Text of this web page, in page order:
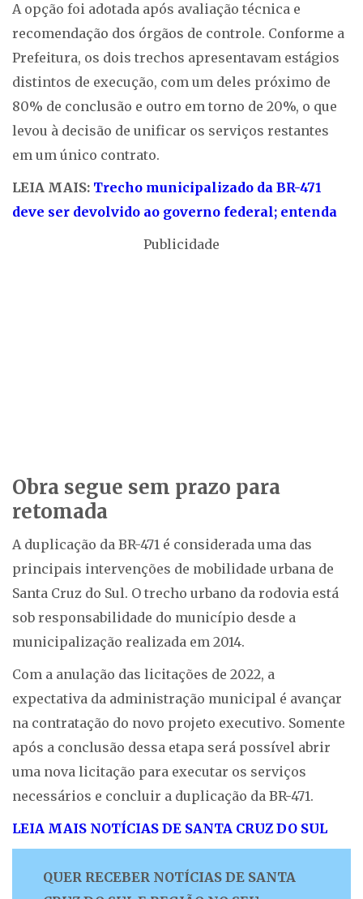
A opção foi adotada após avaliação técnica e
recomendação dos órgãos de controle. Conforme a
Prefeitura, os dois trechos apresentavam estágios
distintos de execução, com um deles próximo de
80% de conclusão e outro em torno de 20%, o que
levou à decisão de unificar os serviços restantes
em um único contrato.
LEIA MAIS: Trecho municipalizado da BR-471
deve ser devolvido ao governo federal; entenda
Publicidade
Obra segue sem prazo para
retomada
A duplicação da BR-471 é considerada uma das
principais intervenções de mobilidade urbana de
Santa Cruz do Sul. O trecho urbano da rodovia está
sob responsabilidade do município desde a
municipalização realizada em 2014.
Com a anulação das licitações de 2022, a
expectativa da administração municipal é avançar
na contratação do novo projeto executivo. Somente
após a conclusão dessa etapa será possível abrir
uma nova licitação para executar os serviços
necessários e concluir a duplicação da BR-471.
LEIA MAIS NOTÍCIAS DE SANTA CRUZ DO SUL
QUER RECEBER NOTÍCIAS DE SANTA